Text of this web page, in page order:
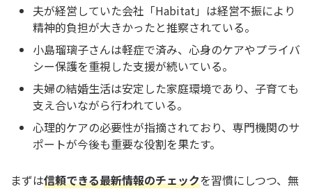
夫が経営していた会社「Habitat」は経営不振により
精神的負担が大きかったと推察されている。
小島瑠璃子さんは軽症で済み、心身のケアやプライバ
シー保護を重視した支援が続いている。
夫婦の結婚生活は安定した家庭環境であり、子育ても
支え合いながら行われている。
心理的ケアの必要性が指摘されており、専門機関のサ
ポートが今後も重要な役割を果たす。
まずは信頼できる最新情報のチェックを習慣にしつつ、無